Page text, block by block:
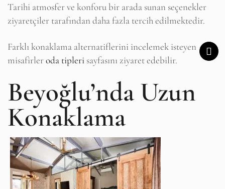
Tarihi atmosfer ve konforu bir arada sunan seçenekler
ziyaretçiler tarafından daha fazla tercih edilmektedir.
Farklı konaklama alternatiflerini incelemek isteyen
misafirleroda tipleri sayfasını ziyaret edebilir.
Beyoğlu’nda Uzun
Konaklama